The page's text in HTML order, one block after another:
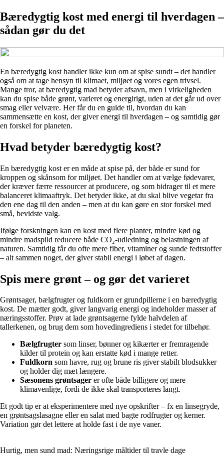
Bæredygtig kost med energi til hverdagen –
sådan gør du det
En bæredygtig kost handler ikke kun om at spise sundt – det handler
også om at tage hensyn til klimaet, miljøet og vores egen trivsel.
Mange tror, at bæredygtig mad betyder afsavn, men i virkeligheden
kan du spise både grønt, varieret og energirigt, uden at det går ud over
smag eller velvære. Her får du en guide til, hvordan du kan
sammensætte en kost, der giver energi til hverdagen – og samtidig gør
en forskel for planeten.
Hvad betyder bæredygtig kost?
En bæredygtig kost er en måde at spise på, der både er sund for
kroppen og skånsom for miljøet. Det handler om at vælge fødevarer,
der kræver færre ressourcer at producere, og som bidrager til et mere
balanceret klimaaftryk. Det betyder ikke, at du skal blive vegetar fra
den ene dag til den anden – men at du kan gøre en stor forskel med
små, bevidste valg.
Ifølge forskningen kan en kost med flere planter, mindre kød og
mindre madspild reducere både CO₂-udledning og belastningen af
naturen. Samtidig får du ofte mere fiber, vitaminer og sunde fedtstoffer
– alt sammen noget, der giver stabil energi i løbet af dagen.
Spis mere grønt – og gør det varieret
Grøntsager, bælgfrugter og fuldkorn er grundpillerne i en bæredygtig
kost. De mætter godt, giver langvarig energi og indeholder masser af
næringsstoffer. Prøv at lade grøntsagerne fylde halvdelen af
tallerkenen, og brug dem som hovedingrediens i stedet for tilbehør.
Bælgfrugter som linser, bønner og kikærter er fremragende
kilder til protein og kan erstatte kød i mange retter.
Fuldkorn som havre, rug og brune ris giver stabilt blodsukker
og holder dig mæt længere.
Sæsonens grøntsager er ofte både billigere og mere
klimavenlige, fordi de ikke skal transporteres langt.
Et godt tip er at eksperimentere med nye opskrifter – fx en linsegryde,
en grøntsagslasagne eller en salat med bagte rodfrugter og kerner.
Variation gør det lettere at holde fast i de nye vaner.
Hurtig, men sund mad: Næringsrige måltider til travle dage